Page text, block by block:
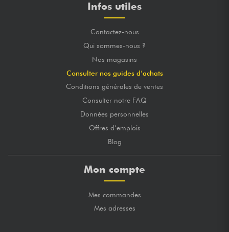
Infos utiles
Contactez-nous
Qui sommes-nous ?
Nos magasins
Consulter nos guides d’achats
Conditions générales de ventes
Consulter notre FAQ
Données personnelles
Offres d’emplois
Blog
Mon compte
Mes commandes
Mes adresses